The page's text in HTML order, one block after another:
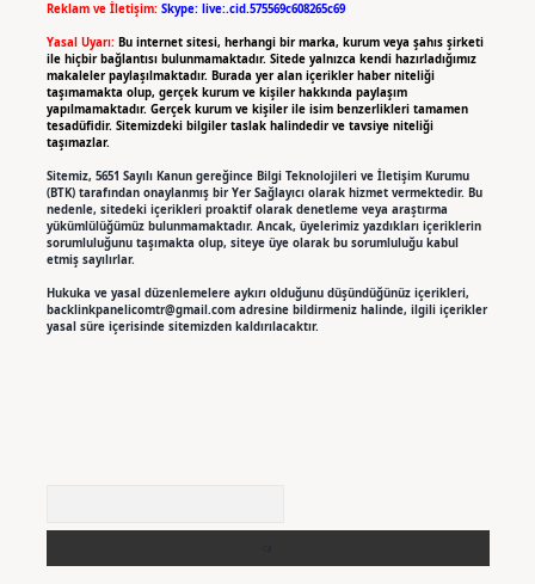
Reklam ve İletişim: Skype: live:.cid.575569c608265c69
Yasal Uyarı: Bu internet sitesi, herhangi bir marka, kurum veya şahıs şirketi
ile hiçbir bağlantısı bulunmamaktadır. Sitede yalnızca kendi hazırladığımız
makaleler paylaşılmaktadır. Burada yer alan içerikler haber niteliği
taşımamakta olup, gerçek kurum ve kişiler hakkında paylaşım
yapılmamaktadır. Gerçek kurum ve kişiler ile isim benzerlikleri tamamen
tesadüfidir. Sitemizdeki bilgiler taslak halindedir ve tavsiye niteliği
taşımazlar.
Sitemiz, 5651 Sayılı Kanun gereğince Bilgi Teknolojileri ve İletişim Kurumu
(BTK) tarafından onaylanmış bir Yer Sağlayıcı olarak hizmet vermektedir. Bu
nedenle, sitedeki içerikleri proaktif olarak denetleme veya araştırma
yükümlülüğümüz bulunmamaktadır. Ancak, üyelerimiz yazdıkları içeriklerin
sorumluluğunu taşımakta olup, siteye üye olarak bu sorumluluğu kabul
etmiş sayılırlar.
Hukuka ve yasal düzenlemelere aykırı olduğunu düşündüğünüz içerikleri,
backlinkpanelicomtr@gmail.comadresine bildirmeniz halinde, ilgili içerikler
yasal süre içerisinde sitemizden kaldırılacaktır.